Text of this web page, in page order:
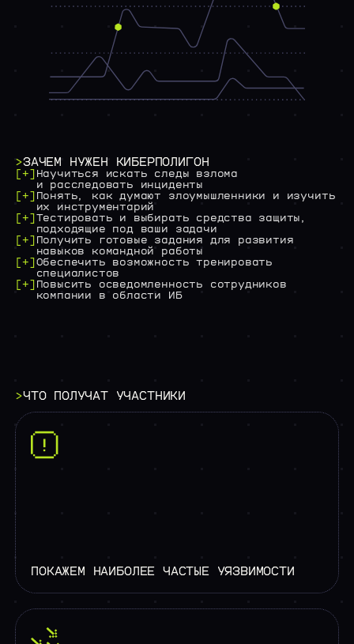
СИСТЕМНАЯ ИНТЕГРАЦИЯ
/04 РАБОТА У НАС
ВАКАНСИИ
>ЗАЧЕМ НУЖЕН КИБЕРПОЛИГОН
[+] Научиться искать следы взлома
и расследовать инциденты
[+] Понять, как думают злоумышленники и изучить
их инструментарий
[+] Тестировать и выбирать средства защиты,
подходящие под ваши задачи
[+] Получить готовые задания для развития
навыков командной работы
[+] Обеспечить возможность тренировать
специалистов
[+] Повысить осведомленность сотрудников
компании в области ИБ
>ЧТО ПОЛУЧАТ УЧАСТНИКИ
ПОКАЖЕМ НАИБОЛЕЕ ЧАСТЫЕ УЯЗВИМОСТИ